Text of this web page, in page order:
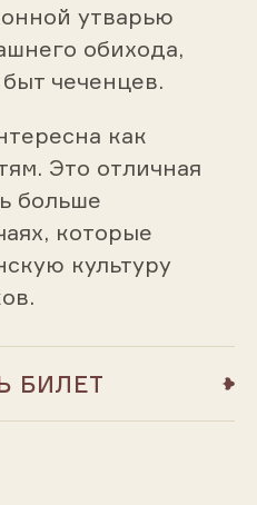
утварью
обихода,
чеченцев.
как
Это отличная
больше
которые
культуру
БИЛЕТ